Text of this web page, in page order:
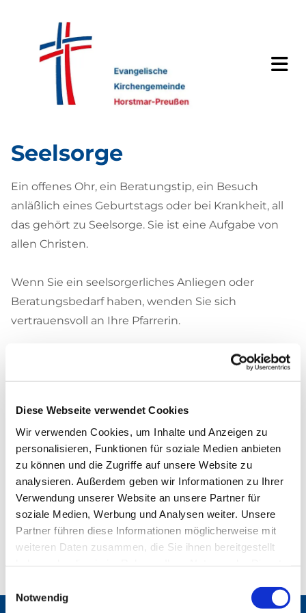
Diese Webseite verwendet Cookies
Wir verwenden Cookies, um Inhalte und Anzeigen zu
personalisieren, Funktionen für soziale Medien anbieten
zu können und die Zugriffe auf unsere Website zu
analysieren. Außerdem geben wir Informationen zu Ihrer
Verwendung unserer Website an unsere Partner für
soziale Medien, Werbung und Analysen weiter. Unsere
Partner führen diese Informationen möglicherweise mit
weiteren Daten zusammen, die Sie ihnen bereitgestellt
Notwendig
Seelsorge
Ein offenes Ohr, ein Beratungstip, ein Besuch
anläßlich eines Geburtstags oder bei Krankheit, all
das gehört zu Seelsorge. Sie ist eine Aufgabe von
allen Christen.
Wenn Sie ein seelsorgerliches Anliegen oder
Beratungsbedarf haben, wenden Sie sich
vertrauensvoll an Ihre Pfarrerin.